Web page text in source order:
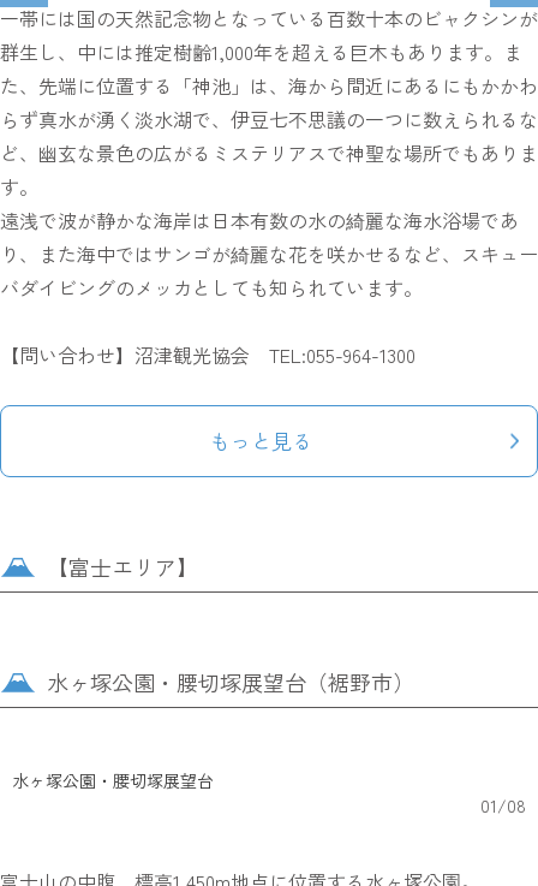
一帯には国の天然記念物となっている百数十本のビャクシンが
群生し、中には推定樹齢1,000年を超える巨木もあります。ま
た、先端に位置する「神池」は、海から間近にあるにもかかわ
らず真水が湧く淡水湖で、伊豆七不思議の一つに数えられるな
ど、幽玄な景色の広がるミステリアスで神聖な場所でもありま
す。
遠浅で波が静かな海岸は日本有数の水の綺麗な海水浴場であ
り、また海中ではサンゴが綺麗な花を咲かせるなど、スキュー
バダイビングのメッカとしても知られています。
【問い合わせ】沼津観光協会 TEL:055-964-1300
もっと見る
【富士エリア】
水ヶ塚公園・腰切塚展望台（裾野市）
水ヶ塚公園・腰切塚展望台
01/08